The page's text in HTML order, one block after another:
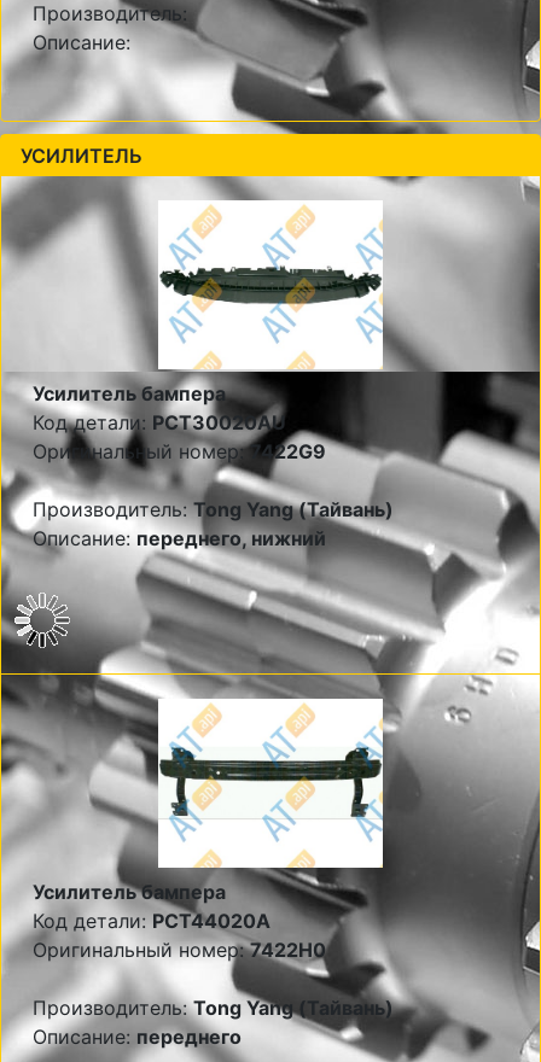
Производитель:
Описание:
УСИЛИТЕЛЬ
Усилитель бампера
Код детали: PCT30020AU
Оригинальный номер:7422G9
Производитель:Tong Yang (Тайвань)
Описание: переднего, нижний
Усилитель бампера
Код детали:PCT44020A
Оригинальный номер:7422H0
Производитель:Tong Yang (Тайвань)
Описание: переднего